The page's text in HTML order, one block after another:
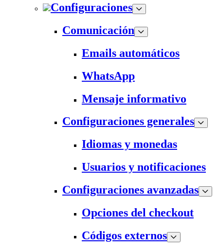
Configuraciones
Comunicación
Emails automáticos
WhatsApp
Mensaje informativo
Configuraciones generales
Idiomas y monedas
Usuarios y notificaciones
Configuraciones avanzadas
Opciones del checkout
Códigos externos